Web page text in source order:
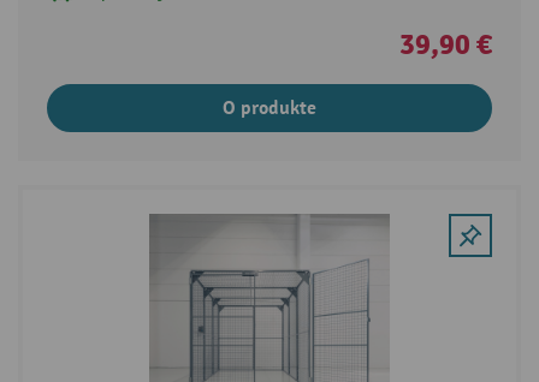
39,90 €
O produkte